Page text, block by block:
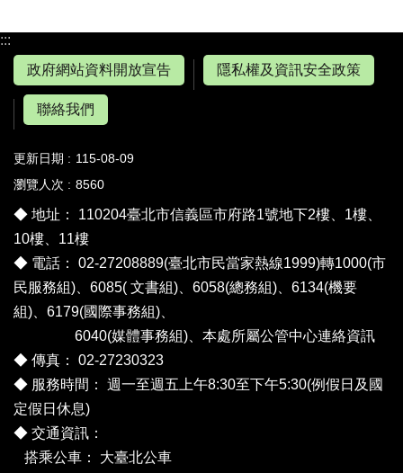
:::
政府網站資料開放宣告
隱私權及資訊安全政策
聯絡我們
更新日期
115-08-09
瀏覽人次
8560
◆ 地址： 110204臺北市信義區市府路1號地下2樓、1樓、
10樓、11樓
◆ 電話： 02-27208889(臺北市民當家熱線1999)轉1000(市
民服務組)、6085( 文書組)、6058(總務組)、6134(機要
組)、6179(國際事務組)、
6040(媒體事務組)、 本處所屬公管中心連絡資訊
◆ 傳真： 02-27230323
◆ 服務時間： 週一至週五上午8:30至下午5:30(例假日及國
定假日休息)
◆ 交通資訊：
搭乘公車： 大臺北公車